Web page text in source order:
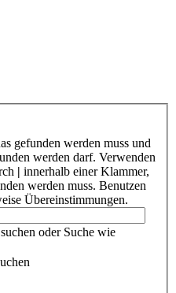
gefunden werden muss und
werden darf. Verwenden
| innerhalb einer Klammer,
werden muss. Benutzen
Übereinstimmungen.
oder Suche wie